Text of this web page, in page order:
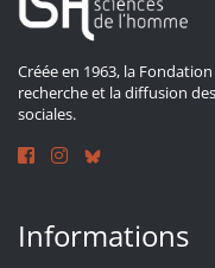
Créée en 1963, la
recherche et la diffusion
sociales.
Informations